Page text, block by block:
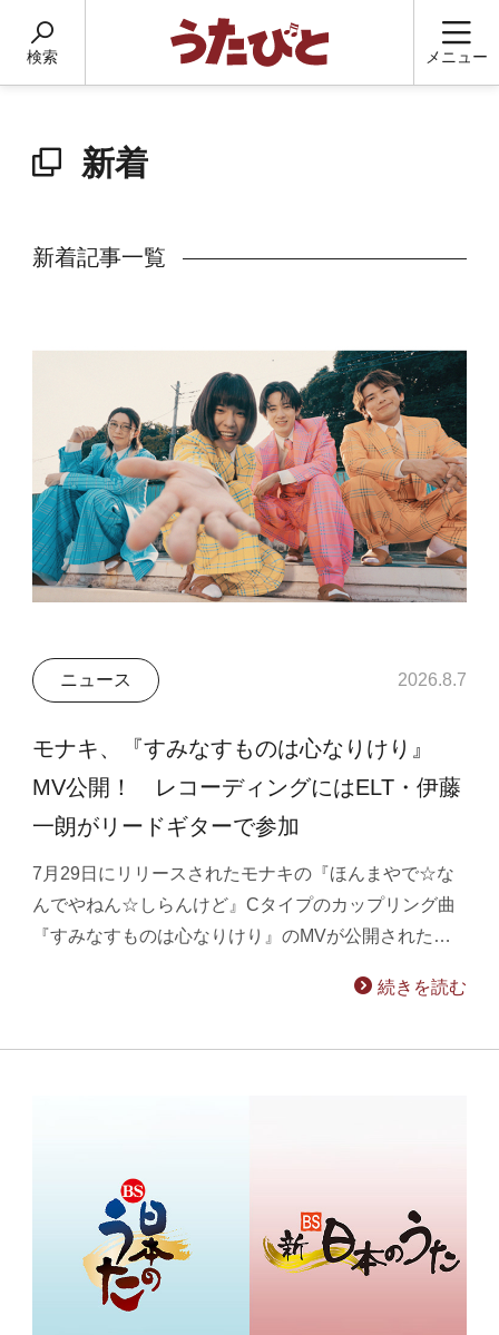
検索 メニュー
新着
新着記事一覧
ニュース 2026.8.7
モナキ、『すみなすものは心なりけり』
MV公開！ レコーディングにはELT・伊藤
一朗がリードギターで参加
7月29日にリリースされたモナキの『ほんまやで☆な
んでやねん☆しらんけど』Cタイプのカップリング曲
『すみなすものは心なりけり』のMVが公開された…
続きを読む